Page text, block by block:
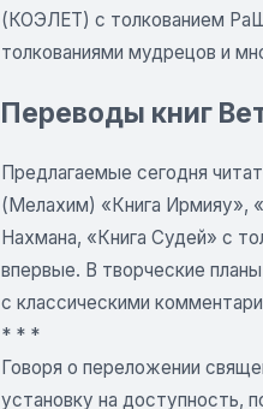
(КОЭЛЕТ) с толкованием
толкованиями мудрецов и
Переводы книг
Предлагаемые сегодня
(Мелахим) «Книга Ирмияу»,
Нахмана, «Книга Судей» с
впервые. В творческие
с классическими
* * *
Говоря о переложении
установку на доступность,